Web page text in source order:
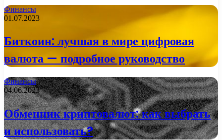
Финансы
01.07.2023
Биткоин: лучшая в мире цифровая
валюта — подробное руководство
Финансы
04.06.2023
Обменник криптовалют: как выбрать
и использовать?